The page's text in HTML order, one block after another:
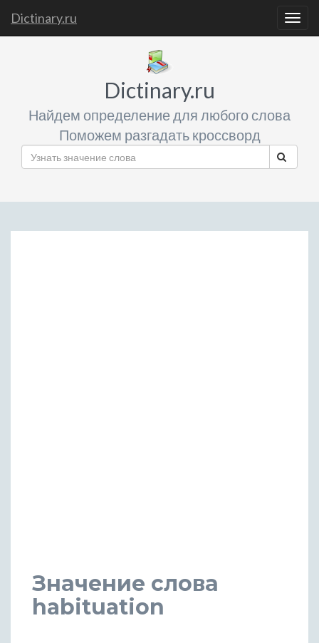
Dictinary.ru
Dictinary.ru
Найдем определение для любого слова
Поможем разгадать кроссворд
Значение слова
habituation